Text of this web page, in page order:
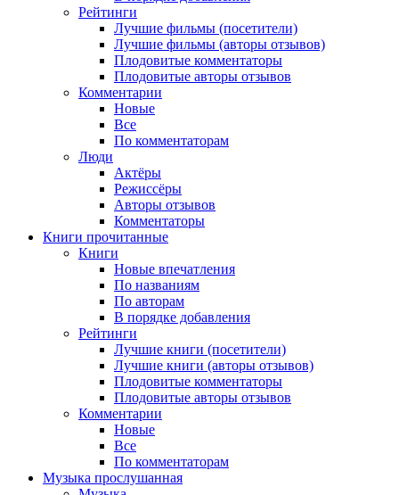
Рейтинги
Лучшие фильмы (посетители)
Лучшие фильмы (авторы отзывов)
Плодовитые комментаторы
Плодовитые авторы отзывов
Комментарии
Новые
Все
По комментаторам
Люди
Актёры
Режиссёры
Авторы отзывов
Комментаторы
Книги прочитанные
Книги
Новые впечатления
По названиям
По авторам
В порядке добавления
Рейтинги
Лучшие книги (посетители)
Лучшие книги (авторы отзывов)
Плодовитые комментаторы
Плодовитые авторы отзывов
Комментарии
Новые
Все
По комментаторам
Музыка прослушанная